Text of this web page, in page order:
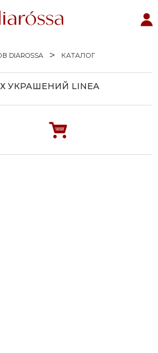
КАТАЛОГ
УКРАШЕНИЙ LINEA